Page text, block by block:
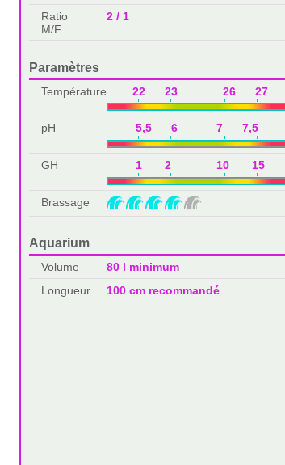
Ratio
M/F
2 / 1
Paramètres
Température 22 23 26 27
pH 5,5 6 7 7,5
GH 1 2 10 15
Brassage
Aquarium
Volume
80 l minimum
Longueur
100 cm recommandé